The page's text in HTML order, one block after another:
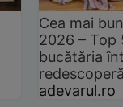
Cea mai
2026 –
bucătăria
adevarul.ro